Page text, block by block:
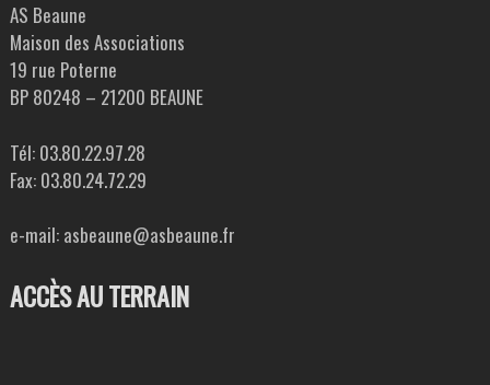
AS Beaune
Maison des Associations
19 rue Poterne
BP 80248 – 21200 BEAUNE
Tél: 03.80.22.97.28
Fax: 03.80.24.72.29
e-mail: asbeaune@asbeaune.fr
ACCÈS AU TERRAIN